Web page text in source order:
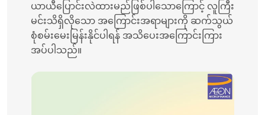
ယာယီပြောင်းလဲထားမည်ဖြစ်ပါသောကြောင့် လူကြီး
မင်းသိရှိလို‌သော အကြောင်းအရာများကို ဆက်သွယ်
စုံစမ်းမေးမြန်းနိုင်ပါရန် အသိပေးအကြောင်းကြား
အပ်ပါသည်။